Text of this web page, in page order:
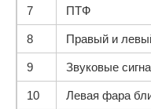
7 ПТФ
8 Правый и
9 Звуковые
10 Левая фара